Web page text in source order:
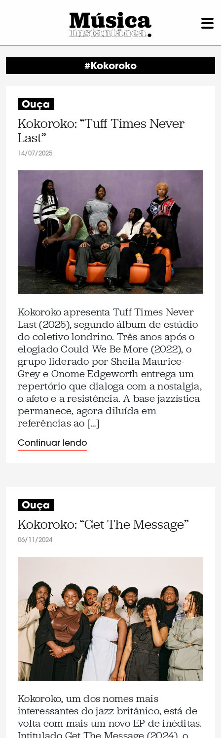
#Kokoroko
Ouça
Kokoroko: “Tuff Times Never
Last”
14/07/2025
Kokoroko apresenta Tuff Times Never
Last (2025), segundo álbum de estúdio
do coletivo londrino. Três anos após o
elogiado Could We Be More (2022), o
grupo liderado por Sheila Maurice-
Grey e Onome Edgeworth entrega um
repertório que dialoga com a nostalgia,
o afeto e a resistência. A base jazzística
permanece, agora diluída em
referências ao […]
Continuar lendo
Ouça
Kokoroko: “Get The Message”
06/11/2024
Kokoroko, um dos nomes mais
interessantes do jazz britânico, está de
volta com mais um novo EP de inéditas.